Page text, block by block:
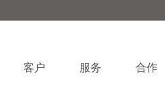
客户 服务 合作